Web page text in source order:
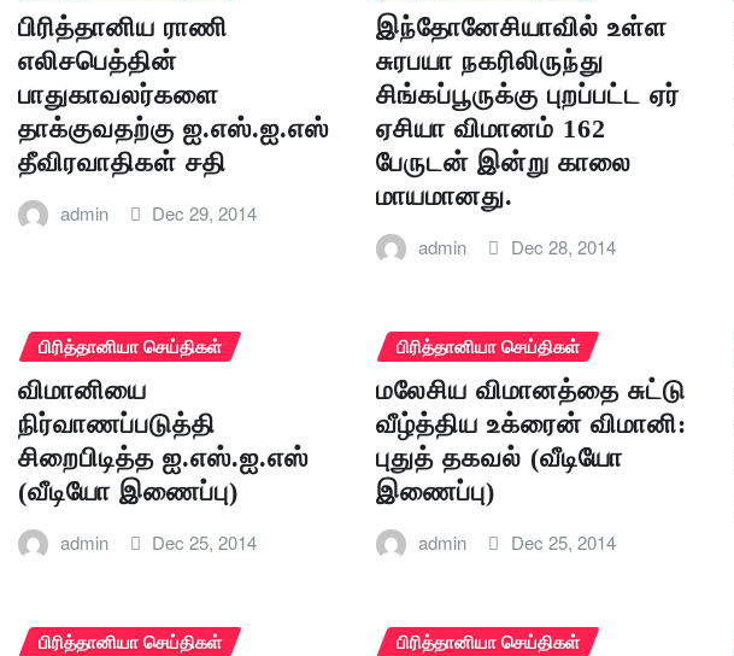
பிரித்தானிய ராணி
எலிசபெத்தின்
பாதுகாவலர்களை
தாக்குவதற்கு ஐ.எஸ்.ஐ.எஸ்
தீவிரவாதிகள் சதி
admin Dec 29, 2014
இந்தோனேசியாவில் உள்ள
சுரபயா நகரிலிருந்து
சிங்கப்பூருக்கு புறப்பட்ட ஏர்
ஏசியா விமானம் 162
பேருடன் இன்று காலை
மாயமானது.
admin Dec 28, 2014
பிரித்தானியா செய்திகள்
விமானியை
நிர்வாணப்படுத்தி
சிறைபிடித்த ஐ.எஸ்.ஐ.எஸ்
(வீடியோ இணைப்பு)
admin Dec 25, 2014
பிரித்தானியா செய்திகள்
மலேசிய விமானத்தை சுட்டு
வீழ்த்திய உக்ரைன் விமானி:
புதுத் தகவல் (வீடியோ
இணைப்பு)
admin Dec 25, 2014
பிரித்தானியா செய்திகள் பிரித்தானியா செய்திகள்